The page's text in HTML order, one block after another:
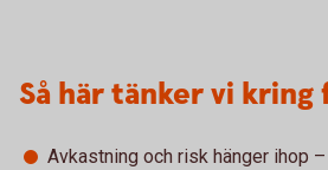
Så här tänker vi
Avkastning och risk hänger ihop